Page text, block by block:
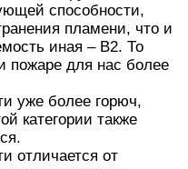
способности,
пламени, что и
иная – В2. То
пожаре для нас более
уже более горюч,
категории также
отличается от